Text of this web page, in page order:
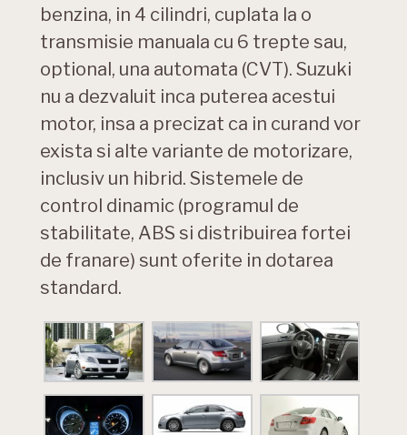
benzina, in 4 cilindri, cuplata la o
transmisie manuala cu 6 trepte sau,
optional, una automata (CVT). Suzuki
nu a dezvaluit inca puterea acestui
motor, insa a precizat ca in curand vor
exista si alte variante de motorizare,
inclusiv un hibrid. Sistemele de
control dinamic (programul de
stabilitate, ABS si distribuirea fortei
de franare) sunt oferite in dotarea
standard.